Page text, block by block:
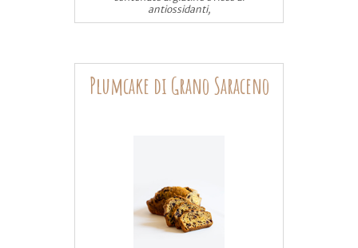
antiossidanti,
Plumcake di Grano Saraceno